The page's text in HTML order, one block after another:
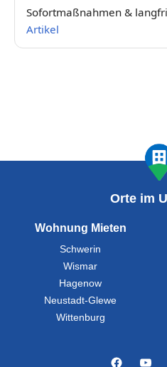
Sofortmaßnahmen &
Artikel
Orte im
Wohnung Mieten
Schwerin
Wismar
Hagenow
Neustadt-Glewe
Wittenburg